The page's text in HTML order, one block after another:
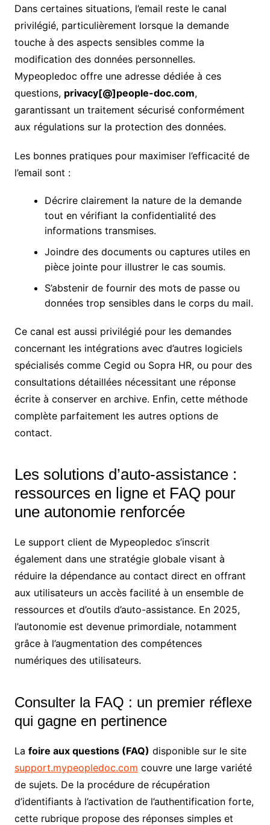
Dans certaines situations, l’email reste le canal
privilégié, particulièrement lorsque la demande
touche à des aspects sensibles comme la
modification des données personnelles.
Mypeopledoc offre une adresse dédiée à ces
questions, privacy[@]people-doc.com,
garantissant un traitement sécurisé conformément
aux régulations sur la protection des données.
Les bonnes pratiques pour maximiser l’efficacité de
l’email sont :
Décrire clairement la nature de la demande
tout en vérifiant la confidentialité des
informations transmises.
Joindre des documents ou captures utiles en
pièce jointe pour illustrer le cas soumis.
S’abstenir de fournir des mots de passe ou
données trop sensibles dans le corps du mail.
Ce canal est aussi privilégié pour les demandes
concernant les intégrations avec d’autres logiciels
spécialisés comme Cegid ou Sopra HR, ou pour des
consultations détaillées nécessitant une réponse
écrite à conserver en archive. Enfin, cette méthode
complète parfaitement les autres options de
contact.
Les solutions d’auto-assistance :
ressources en ligne et FAQ pour
une autonomie renforcée
Le support client de Mypeopledoc s’inscrit
également dans une stratégie globale visant à
réduire la dépendance au contact direct en offrant
aux utilisateurs un accès facilité à un ensemble de
ressources et d’outils d’auto-assistance. En 2025,
l’autonomie est devenue primordiale, notamment
grâce à l’augmentation des compétences
numériques des utilisateurs.
Consulter la FAQ : un premier réflexe
qui gagne en pertinence
La foire aux questions (FAQ) disponible sur le site
support.mypeopledoc.com couvre une large variété
de sujets. De la procédure de récupération
d’identifiants à l’activation de l’authentification forte,
cette rubrique propose des réponses simples et